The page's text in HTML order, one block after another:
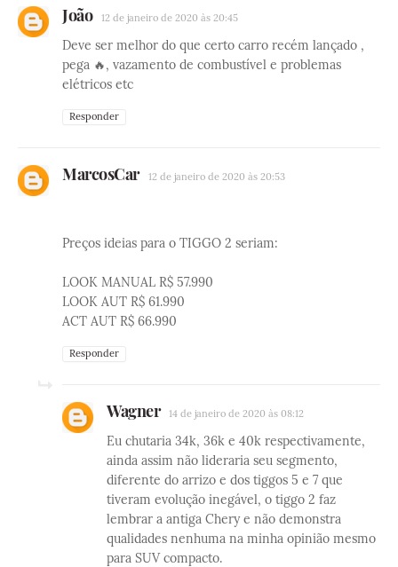
João 12 de janeiro de 2020 às 20:45
Deve ser melhor do que certo carro recém lançado ,
pega 🔥, vazamento de combustível e problemas
elétricos etc
Responder
MarcosCar 12 de janeiro de 2020 às 20:53
Preços ideias para o TIGGO 2 seriam:
LOOK MANUAL R$ 57.990
LOOK AUT R$ 61.990
ACT AUT R$ 66.990
Responder
Wagner 14 de janeiro de 2020 às 08:12
Eu chutaria 34k, 36k e 40k respectivamente,
ainda assim não lideraria seu segmento,
diferente do arrizo e dos tiggos 5 e 7 que
tiveram evolução inegável, o tiggo 2 faz
lembrar a antiga Chery e não demonstra
qualidades nenhuma na minha opinião mesmo
para SUV compacto.